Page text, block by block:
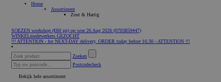
Home
Assortiment
Zout & Hartig
SOEZEN workshop (€60 pp) op woe 26 Aug 2026 (0703859447)
WINKELmedewerkers GEZOCHT
!!! ATTENTION - for NEXT-DAY delivery, ORDER today before 16:30 - ATTENTION !!!
Zoeken
Postcodecheck
Bekijk hele assortiment